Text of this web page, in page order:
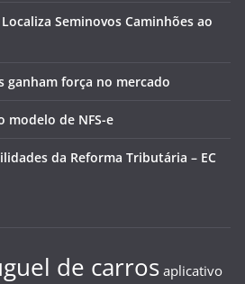
Seminovos Caminhões ao
ganham força no mercado
modelo de NFS-e
da Reforma Tributária – EC
de carros aplicativo